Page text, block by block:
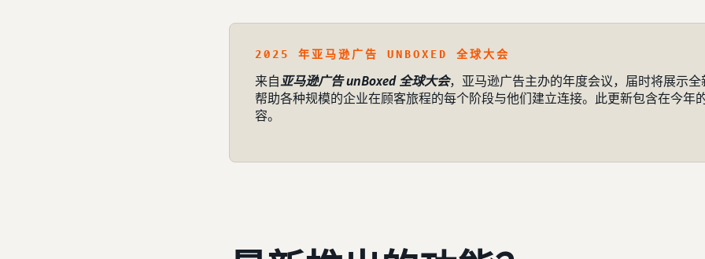
2025 年亚马逊广告 UNBOXED 全球大会
来自亚马逊广告 unBoxed 全球大会，亚马逊广告主办的年度会议，届时将展示
帮助各种规模的企业在顾客旅程的每个阶段与他们建立连接。此更新包含在今年
容。